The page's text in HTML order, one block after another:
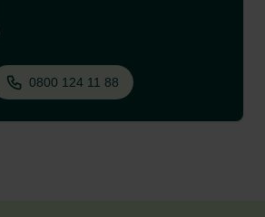
0800 124 11 88